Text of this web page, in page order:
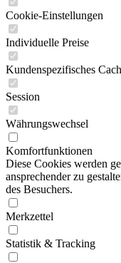
Cookie-Einstellungen
Individuelle Preise
Kundenspezifisches
Session
Währungswechsel
Komfortfunktionen
Diese Cookies werden
ansprechender zu
des Besuchers.
Merkzettel
Statistik & Tracking